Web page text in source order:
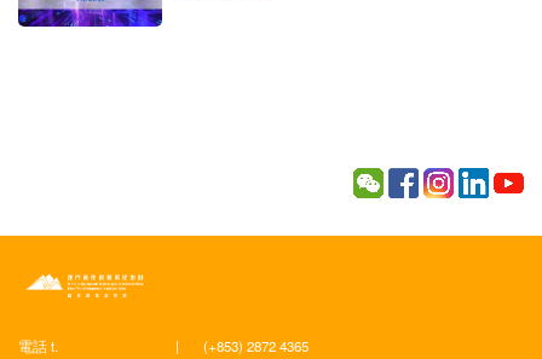
電話 t. |
(+853) 2872 4365